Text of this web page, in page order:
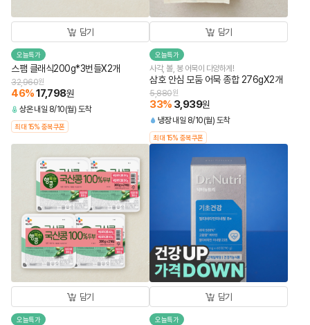
담기
오늘특가
스팸 클래식200g*3번들X2개
32,960원
46%17,798원
상온 내일 8/10(월) 도착
최대 15% 중복쿠폰
담기
오늘특가
사각, 볼, 봉 어묵이 다양하게!
삼호 안심 모둠 어묵 종합 276gX2개
5,880원
33% 3,939원
냉장 내일 8/10(월) 도착
최대 15% 중복쿠폰
담기
오늘특가
담기
오늘특가